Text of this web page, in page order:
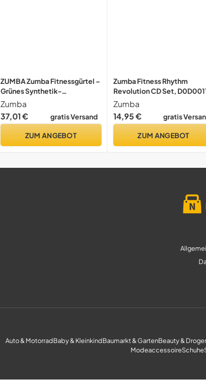
ZUMBA Zumba Fitnessgürtel –
Grünes Synthetik-
Mischgewebe – Videospiel-
Zubehör –
Gewichthebergürtel – Wii &
Zumba
37,01 €
gratis Versand
ZUM ANGEBOT
Zumba Fitness Rhythm
Revolution CD Set,
Zumba
14,95 €
gratis
ZUM ANGEBOT
Auto & MotorradBaby & KleinkindBaumarkt & GartenBeauty &
ModeaccessoireSchuhe